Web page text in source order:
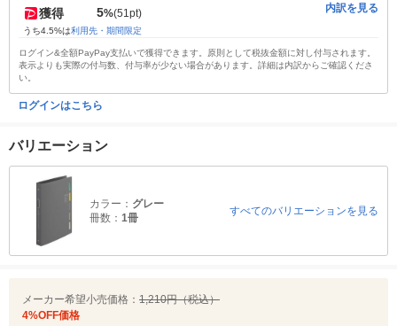
獲得 5%(51pt)
うち4.5%は利用先・期間限定
内訳を見る
ログイン&全額PayPay支払いで獲得できます。原則として税抜金額に対し付与されます。
表示よりも実際の付与数、付与率が少ない場合があります。詳細は内訳からご確認くださ
い。
ログインはこちら
バリエーション
カラー： グレー
冊数： 1冊
すべてのバリエーションを見る
メーカー希望小売価格： 1,210円（税込）
4%OFF価格